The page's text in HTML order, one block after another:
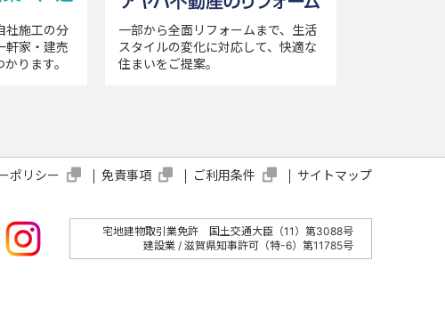
業務遂行上の必要に応じて以下の第三者に提
停止いたします。
た場合
成に必要な範囲内で個人情報の取扱を委託
社施工の分
軒家・建売
ります。
一部から全面リフォームまで、生活
スタイルの変化に対応して、快適な
住まいをご提案。
ポリシー 免責事項 ご利用条件 サイトマップ
宅地建物取引業免許 国土交通大臣（11）第3088号
建設業 / 滋賀県知事許可（特-6）第11785号